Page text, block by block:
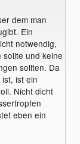
dem man
Ein
notwendig,
und keine
sollten. Da
ist ein
Nicht dicht
eben ein